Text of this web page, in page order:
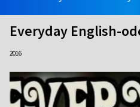
Everyday English-
2016